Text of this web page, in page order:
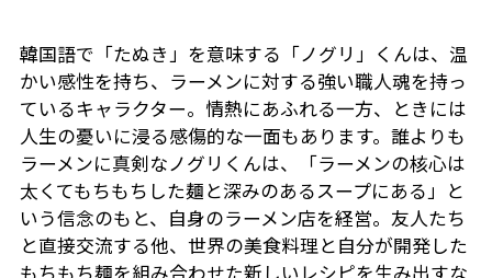
韓国語で「たぬき」を意味する「ノグリ」くんは、温
かい感性を持ち、ラーメンに対する強い職人魂を持っ
ているキャラクター。情熱にあふれる一方、ときには
人生の憂いに浸る感傷的な一面もあります。誰よりも
ラーメンに真剣なノグリくんは、「ラーメンの核心は
太くてもちもちした麺と深みのあるスープにある」と
いう信念のもと、自身のラーメン店を経営。友人たち
と直接交流する他、世界の美食料理と自分が開発した
もちもち麺を組み合わせた新しいレシピを生み出すな